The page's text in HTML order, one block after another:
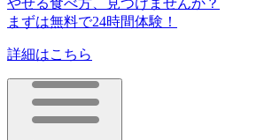
やせる食べ方、見つけませんか？
まずは無料で24時間体験！
詳細はこちら